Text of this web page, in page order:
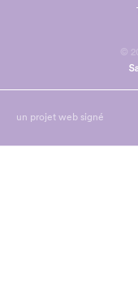
©
un projet web signé